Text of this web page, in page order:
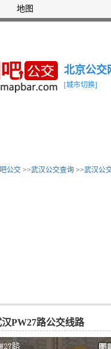
地图
北京公交
[城市切换]
公交 >>武汉公交查询 >>武汉公
汉PW27路公交线路